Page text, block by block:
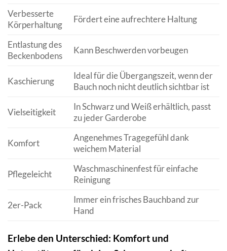
Verbesserte
Körperhaltung
Fördert eine aufrechtere Haltung
Entlastung des
Beckenbodens
Kann Beschwerden vorbeugen
Kaschierung
Ideal für die Übergangszeit, wenn der
Bauch noch nicht deutlich sichtbar ist
Vielseitigkeit
In Schwarz und Weiß erhältlich, passt
zu jeder Garderobe
Komfort
Angenehmes Tragegefühl dank
weichem Material
Pflegeleicht
Waschmaschinenfest für einfache
Reinigung
2er-Pack
Immer ein frisches Bauchband zur
Hand
Erlebe den Unterschied: Komfort und